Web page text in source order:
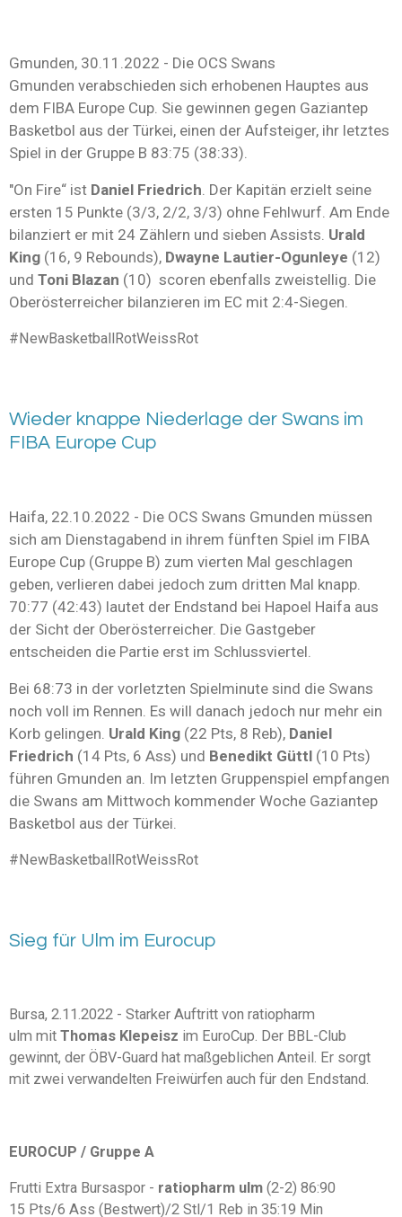
Gmunden, 30.11.2022 - Die OCS Swans
Gmunden verabschieden sich erhobenen Hauptes aus
dem FIBA Europe Cup. Sie gewinnen gegen Gaziantep
Basketbol aus der Türkei, einen der Aufsteiger, ihr letztes
Spiel in der Gruppe B 83:75 (38:33).
"On Fire“ ist Daniel Friedrich. Der Kapitän erzielt seine
ersten 15 Punkte (3/3, 2/2, 3/3) ohne Fehlwurf. Am Ende
bilanziert er mit 24 Zählern und sieben Assists. Urald
King (16, 9 Rebounds), Dwayne Lautier-Ogunleye (12)
und Toni Blazan (10) scoren ebenfalls zweistellig. Die
Oberösterreicher bilanzieren im EC mit 2:4-Siegen.
#NewBasketballRotWeissRot
Wieder knappe Niederlage der Swans im
FIBA Europe Cup
Haifa, 22.10.2022 - Die OCS Swans Gmunden müssen
sich am Dienstagabend in ihrem fünften Spiel im FIBA
Europe Cup (Gruppe B) zum vierten Mal geschlagen
geben, verlieren dabei jedoch zum dritten Mal knapp.
70:77 (42:43) lautet der Endstand bei Hapoel Haifa aus
der Sicht der Oberösterreicher. Die Gastgeber
entscheiden die Partie erst im Schlussviertel.
Bei 68:73 in der vorletzten Spielminute sind die Swans
noch voll im Rennen. Es will danach jedoch nur mehr ein
Korb gelingen. Urald King (22 Pts, 8 Reb), Daniel
Friedrich (14 Pts, 6 Ass) und Benedikt Güttl (10 Pts)
führen Gmunden an. Im letzten Gruppenspiel empfangen
die Swans am Mittwoch kommender Woche Gaziantep
Basketbol aus der Türkei.
#NewBasketballRotWeissRot
Sieg für Ulm im Eurocup
Bursa, 2.11.2022 - Starker Auftritt von ratiopharm
ulm mit Thomas Klepeisz im EuroCup. Der BBL-Club
gewinnt, der ÖBV-Guard hat maßgeblichen Anteil. Er sorgt
mit zwei verwandelten Freiwürfen auch für den Endstand.
EUROCUP / Gruppe A
Frutti Extra Bursaspor - ratiopharm ulm (2-2) 86:90
15 Pts/6 Ass (Bestwert)/2 Stl/1 Reb in 35:19 Min